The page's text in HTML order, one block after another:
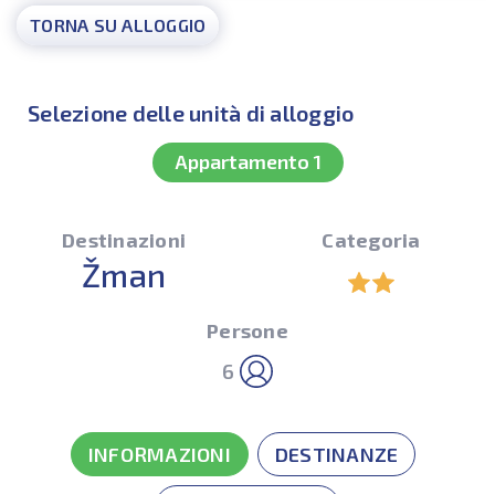
TORNA SU ALLOGGIO
Selezione delle unità di alloggio
Appartamento 1
Destinazioni
Žman
Categoria
Persone
6
INFORMAZIONI DESTINANZE